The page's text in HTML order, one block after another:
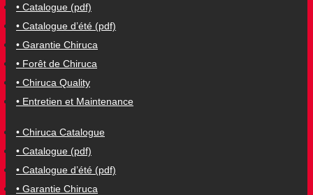
• Catalogue (pdf)
• Catalogue d’été (pdf)
• Garantie Chiruca
• Forêt de Chiruca
• Chiruca Quality
• Entretien et Maintenance
• Chiruca Catalogue
• Catalogue (pdf)
• Catalogue d’été (pdf)
• Garantie Chiruca